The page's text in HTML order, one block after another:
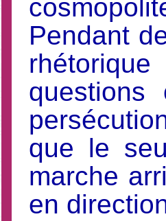
Pendant
que le
marche
en